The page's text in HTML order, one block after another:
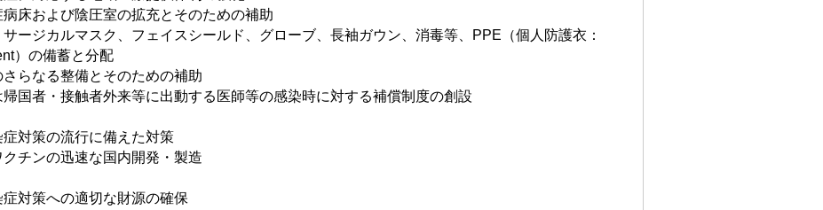
および陰圧室の拡充とそのための補助
ジカルマスク、フェイスシールド、グローブ、長袖ガウン、消毒等、PPE（個人防護衣：
）の備蓄と分配
なる整備とそのための補助
者・接触者外来等に出動する医師等の感染時に対する補償制度の創設
対策の流行に備えた対策
ンの迅速な国内開発・製造
対策への適切な財源の確保